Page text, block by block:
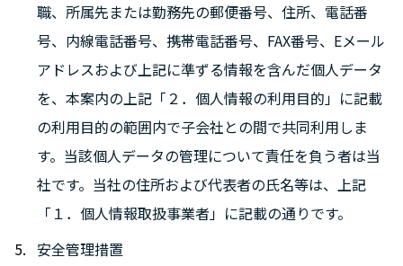
職、所属先または勤務先の郵便番号、住所、電話番
号、内線電話番号、携帯電話番号、FAX番号、Eメール
アドレスおよび上記に準ずる情報を含んだ個人データ
を、本案内の上記「２．個人情報の利用目的」に記載
の利用目的の範囲内で子会社との間で共同利用しま
す。当該個人データの管理について責任を負う者は当
社です。当社の住所および代表者の氏名等は、上記
「１．個人情報取扱事業者」に記載の通りです。
安全管理措置